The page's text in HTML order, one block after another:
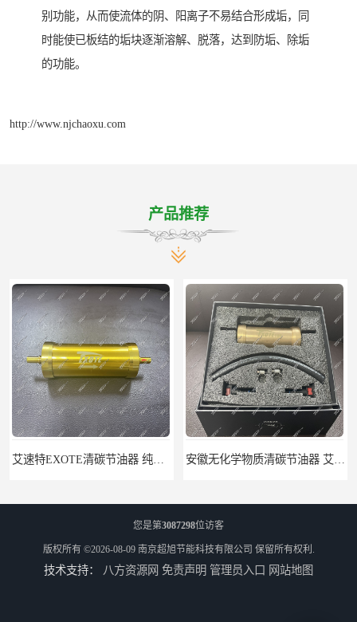
别功能，从而使流体的阴、阳离子不易结合形成垢，同
时能使已板结的垢块逐渐溶解、脱落，达到防垢、除垢
的功能。
http://www.njchaoxu.com
产品推荐
您是第3087298位访客
版权所有 ©2026-08-09 南京超旭节能科技有限公司 保留所有权利.
技术支持： 八方资源网 免责声明 管理员入口 网站地图